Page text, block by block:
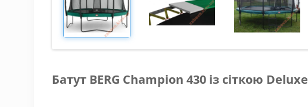
Батут BERG Champion 430 із сіткою Deluxe